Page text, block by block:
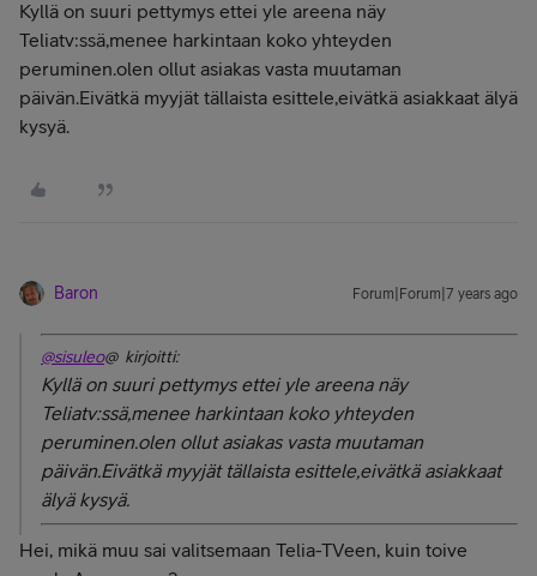
Kyllä on suuri pettymys ettei yle areena näy
Teliatv:ssä,menee harkintaan koko yhteyden
peruminen.olen ollut asiakas vasta muutaman
päivän.Eivätkä myyjät tällaista esittele,eivätkä asiakkaat älyä
kysyä.
Baron Forum|Forum|7 years ago
@sisuleo@ kirjoitti:
Kyllä on suuri pettymys ettei yle areena näy
Teliatv:ssä,menee harkintaan koko yhteyden
peruminen.olen ollut asiakas vasta muutaman
päivän.Eivätkä myyjät tällaista esittele,eivätkä asiakkaat
älyä kysyä.
Hei, mikä muu sai valitsemaan Telia-TVeen, kuin toive